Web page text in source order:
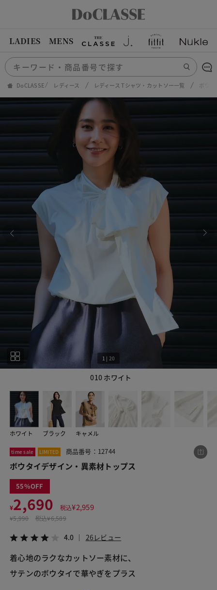
LADIES MENS
DoCLASSE レディース レディース Tシャツ・カットソー一覧 ボウ
010 ホワイト
1 | 20
ホワイト ブラック キャメル
time sale LIMITED 商品番号：12744
ボウタイデザイン・異素材トップス
55
¥2,690 税込¥2,959
¥5,990 税込¥6,589
4.0 26レビュー
着心地のラクなカットソー素材に、
サテンのボウタイで華やぎをプラス
この商品をシェアする
¥2,690 税込¥2,959
LINE X メール